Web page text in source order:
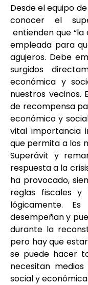
Desde el equipo
conocer el
entienden que
empleada para
agujeros. Debe
surgidos
económica y
nuestros vecinos.
de recompensa
económico y
vital importancia
que permita a los
Superávit y
respuesta a la
ha provocado,
reglas fiscales y
lógicamente.
desempeñan y
durante la
pero hay que
se puede hacer
necesitan
social y